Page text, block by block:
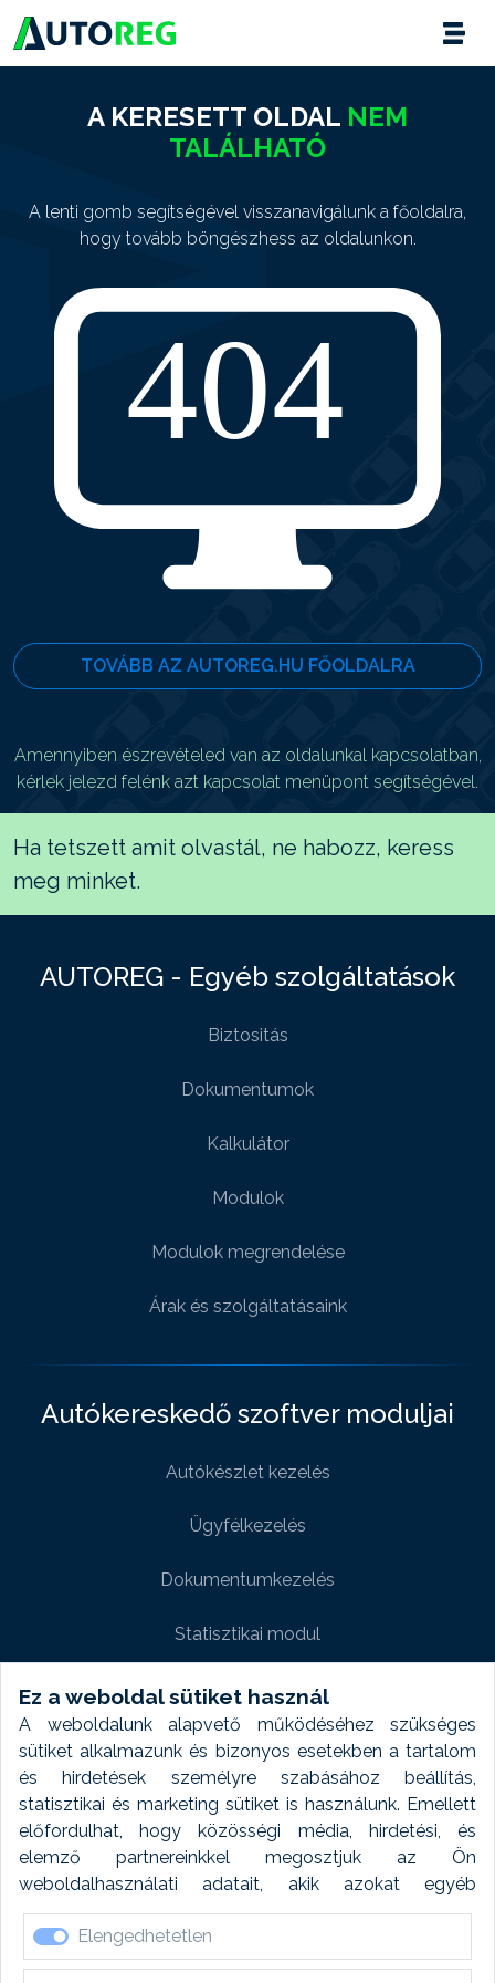
Ez a weboldal sütiket használ
A weboldalunk alapvető működéséhez szükséges
sütiket alkalmazunk és bizonyos esetekben a tartalom
és hirdetések személyre szabásához beállítás,
statisztikai és marketing sütiket is használunk. Emellett
előfordulhat, hogy közösségi média, hirdetési, és
elemző partnereinkkel megosztjuk az Ön
weboldalhasználati adatait, akik azokat egyéb
forrásokból gyűjtött adatokkal kombinálhatják. A sütik
elfogadásával kapcsolatosan naplózást végzünk és
ezen adatokat 6 hónap után automatikusan töröljük. A
Elengedhetetlen
A KERESETT OLDAL NEM
TALÁLHATÓ
A lenti gomb segítségével visszanavigálunk a főoldalra,
hogy tovább böngészhess az oldalunkon.
TOVÁBB AZ AUTOREG.HU FŐOLDALRA
Amennyiben észrevételed van az oldalunkal kapcsolatban,
kérlek jelezd felénk azt kapcsolat menüpont segítségével.
Ha tetszett amit olvastál, ne habozz, keress
meg minket.
AUTOREG - Egyéb szolgáltatások
Biztositás
Dokumentumok
Kalkulátor
Modulok
Modulok megrendelése
Árak és szolgáltatásaink
Autókereskedő szoftver moduljai
Autókészlet kezelés
Ügyfélkezelés
Dokumentumkezelés
Statisztikai modul
Weboldal modul
Fényképtár extra modul
Autómosó modul
Feladatütemezés